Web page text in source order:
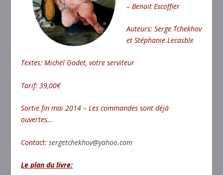
– Benoit Escoffier
Auteurs: Serge Tchekhov
et Stéphanie Lecasble
Textes: Michel Godet, votre serviteur
Tarif: 39,00€
Sortie fin mai 2014 – Les commandes sont déjà
ouvertes…
Contact:sergetchekhov@yahoo.com
Le plan du livre: